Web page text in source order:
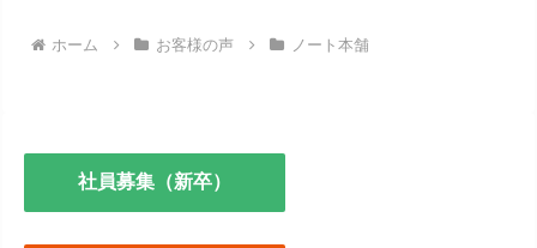
ホーム お客様の声 ノート本舗
社員募集（新卒）